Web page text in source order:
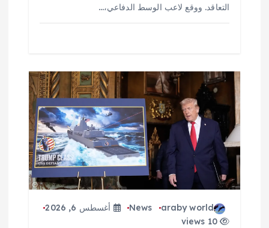
التعاقد. ووقع لاعب الوسط الدفاعي،…
araby world
News
أغسطس 6, 2026
10 views